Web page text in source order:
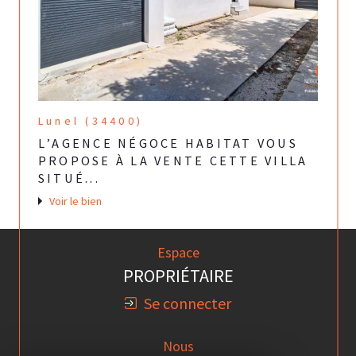
Lunel (34400)
L’AGENCE NÉGOCE HABITAT VOUS
PROPOSE À LA VENTE CETTE VILLA
SITUÉ...
Voir le bien
Espace
PROPRIÉTAIRE
Se connecter
Nous